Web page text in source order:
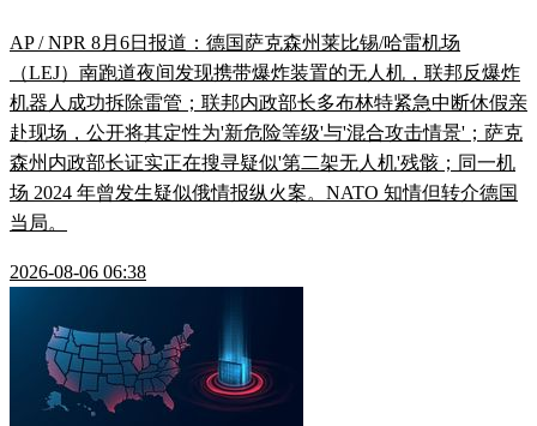
AP / NPR 8月6日报道：德国萨克森州莱比锡/哈雷机场
（LEJ）南跑道夜间发现携带爆炸装置的无人机，联邦反爆炸
机器人成功拆除雷管；联邦内政部长多布林特紧急中断休假亲
赴现场，公开将其定性为'新危险等级'与'混合攻击情景'；萨克
森州内政部长证实正在搜寻疑似'第二架无人机'残骸；同一机
场 2024 年曾发生疑似俄情报纵火案。NATO 知情但转介德国
当局。
2026-08-06 06:38